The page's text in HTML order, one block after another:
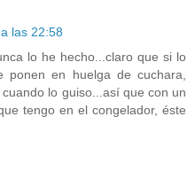
las 22:58
lo he hecho...claro que si lo
en huelga de cuchara,
lo guiso...así que con un
tengo en el congelador, éste